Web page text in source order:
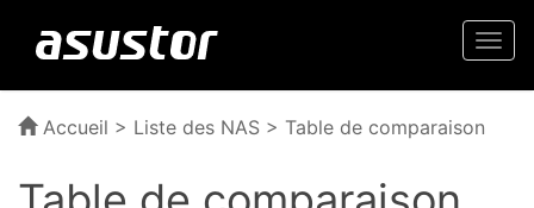
Accueil > Liste des NAS > Table de comparaison